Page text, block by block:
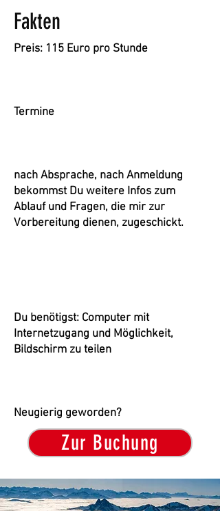
Fakten
Preis: 115 Euro pro Stunde
Termine
nach Absprache, nach Anmeldung
bekommst Du weitere Infos zum
Ablauf und Fragen, die mir zur
Vorbereitung dienen, zugeschickt.
Du benötigst: Computer mit
Internetzugang und Möglichkeit,
Bildschirm zu teilen
​​Neugierig geworden?
Zur Buchung